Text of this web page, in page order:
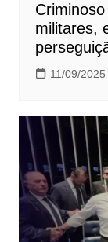
militares,
11/09/2025